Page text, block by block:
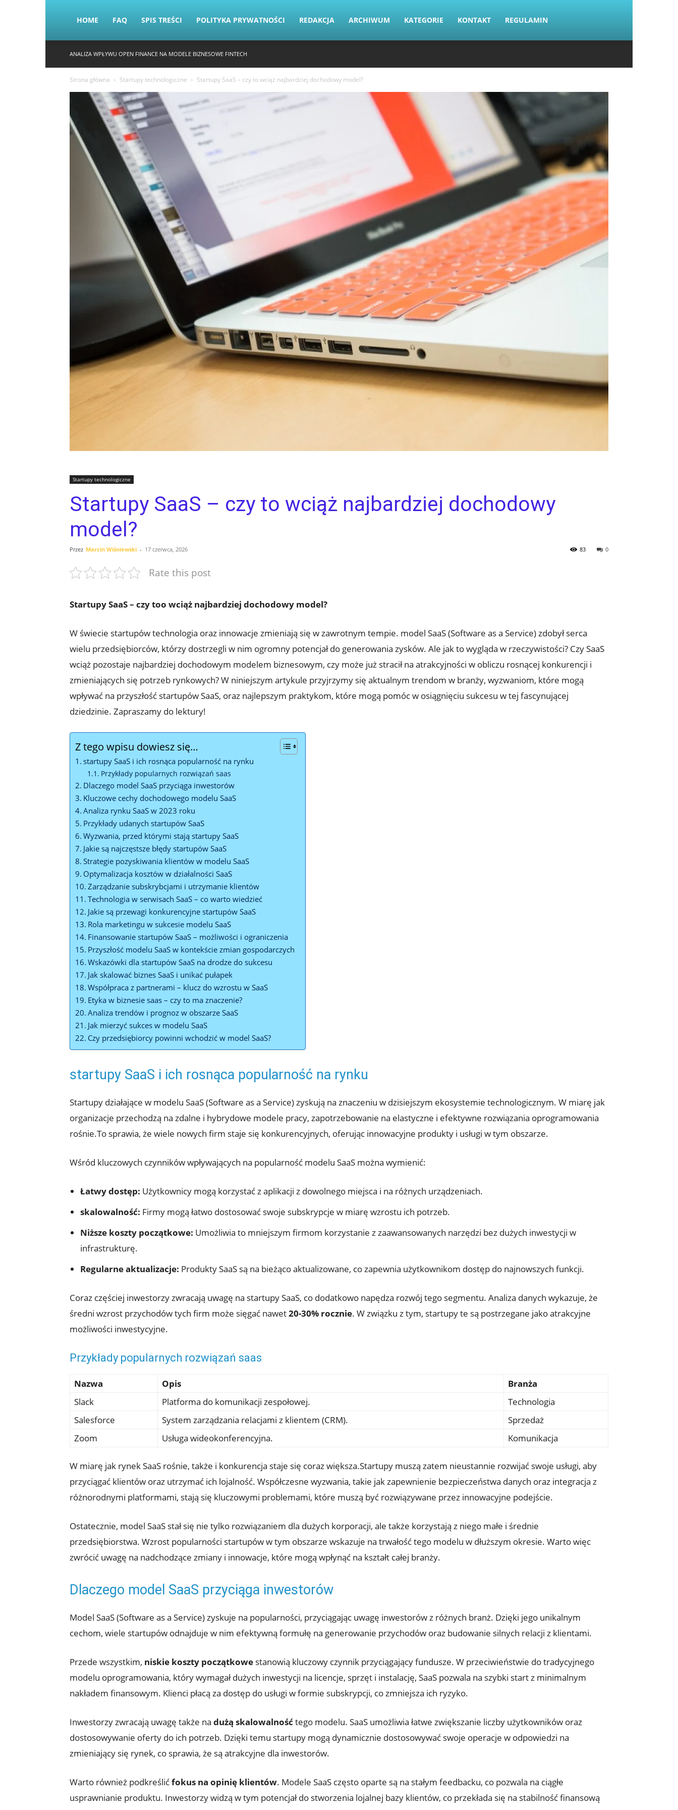
HOME FAQ SPIS TREŚCI POLITYKA PRYWATNOŚCI REDAKCJA ARCHIWUM KATEGORIE KONTAKT REGULAMIN
ANALIZA WPŁYWU OPEN FINANCE NA MODELE BIZNESOWE FINTECH
Strona główna Startupy technologiczne Startupy SaaS – czy to wciąż najbardziej dochodowy model?
Startupy technologiczne
Startupy SaaS – czy to wciąż najbardziej dochodowy
model?
Przez Marcin Wiśniewski - 17 czerwca, 2026 0
83
Rate this post
Startupy SaaS – czy too wciąż najbardziej dochodowy model?
W świecie startupów technologia oraz innowacje zmieniają się w zawrotnym tempie. model SaaS (Software as a Service) zdobył serca
wielu przedsiębiorców, którzy dostrzegli w nim ogromny potencjał do generowania zysków. Ale jak to wygląda w rzeczywistości? Czy SaaS
wciąż pozostaje najbardziej dochodowym modelem biznesowym, czy może już stracił na atrakcyjności w obliczu rosnącej konkurencji i
zmieniających się potrzeb rynkowych? W niniejszym artykule przyjrzymy się aktualnym trendom w branży, wyzwaniom, które mogą
wpływać na przyszłość startupów SaaS, oraz najlepszym praktykom, które mogą pomóc w osiągnięciu sukcesu w tej fascynującej
dziedzinie. Zapraszamy do lektury!
Z tego wpisu dowiesz się…
startupy SaaS i ich rosnąca popularność na rynku
Przykłady popularnych rozwiązań saas
Dlaczego model SaaS przyciąga inwestorów
Kluczowe cechy dochodowego modelu SaaS
Analiza rynku SaaS w 2023 roku
Przykłady udanych startupów SaaS
Wyzwania, przed którymi stają startupy SaaS
Jakie są najczęstsze błędy startupów SaaS
Strategie pozyskiwania klientów w modelu SaaS
Optymalizacja kosztów w działalności SaaS
Zarządzanie subskrybcjami i utrzymanie klientów
Technologia w serwisach SaaS – co warto wiedzieć
Jakie są przewagi konkurencyjne startupów SaaS
Rola marketingu w sukcesie modelu SaaS
Finansowanie startupów SaaS – możliwości i ograniczenia
Przyszłość modelu SaaS w kontekście zmian gospodarczych
Wskazówki dla startupów SaaS na drodze do sukcesu
Jak skalować biznes SaaS i unikać pułapek
Współpraca z partnerami – klucz do wzrostu w SaaS
Etyka w biznesie saas – czy to ma znaczenie?
Analiza trendów i prognoz w obszarze SaaS
Jak mierzyć sukces w modelu SaaS
Czy przedsiębiorcy powinni wchodzić w model SaaS?
startupy SaaS i ich rosnąca popularność na rynku
Startupy działające w modelu SaaS (Software as a Service) zyskują na znaczeniu w dzisiejszym ekosystemie technologicznym. W miarę jak
organizacje przechodzą na zdalne i hybrydowe modele pracy, zapotrzebowanie na elastyczne i efektywne rozwiązania oprogramowania
rośnie.To sprawia, że wiele nowych firm staje się konkurencyjnych, oferując innowacyjne produkty i usługi w tym obszarze.
Wśród kluczowych czynników wpływających na popularność modelu SaaS można wymienić:
Łatwy dostęp: Użytkownicy mogą korzystać z aplikacji z dowolnego miejsca i na różnych urządzeniach.
skalowalność: Firmy mogą łatwo dostosować swoje subskrypcje w miarę wzrostu ich potrzeb.
Niższe koszty początkowe: Umożliwia to mniejszym firmom korzystanie z zaawansowanych narzędzi bez dużych inwestycji w
infrastrukturę.
Regularne aktualizacje: Produkty SaaS są na bieżąco aktualizowane, co zapewnia użytkownikom dostęp do najnowszych funkcji.
Coraz częściej inwestorzy zwracają uwagę na startupy SaaS, co dodatkowo napędza rozwój tego segmentu. Analiza danych wykazuje, że
średni wzrost przychodów tych firm może sięgać nawet20-30% rocznie. W związku z tym, startupy te są postrzegane jako atrakcyjne
możliwości inwestycyjne.
Przykłady popularnych rozwiązań saas
Nazwa Opis
Branża
Slack
Platforma do komunikacji zespołowej.
Technologia
Salesforce
System zarządzania relacjami z klientem (CRM).
Sprzedaż
Zoom
Usługa wideokonferencyjna. Komunikacja
W miarę jak rynek SaaS rośnie, także i konkurencja staje się coraz większa.Startupy muszą zatem nieustannie rozwijać swoje usługi, aby
przyciągać klientów oraz utrzymać ich lojalność. Współczesne wyzwania, takie jak zapewnienie bezpieczeństwa danych oraz integracja z
różnorodnymi platformami, stają się kluczowymi problemami, które muszą być rozwiązywane przez innowacyjne podejście.
Ostatecznie, model SaaS stał się nie tylko rozwiązaniem dla dużych korporacji, ale także korzystają z niego małe i średnie
przedsiębiorstwa. Wzrost popularności startupów w tym obszarze wskazuje na trwałość tego modelu w dłuższym okresie. Warto więc
zwrócić uwagę na nadchodzące zmiany i innowacje, które mogą wpłynąć na kształt całej branży.
Dlaczego model SaaS przyciąga inwestorów
Model SaaS (Software as a Service) zyskuje na popularności, przyciągając uwagę inwestorów z różnych branż. Dzięki jego unikalnym
cechom, wiele startupów odnajduje w nim efektywną formułę na generowanie przychodów oraz budowanie silnych relacji z klientami.
Przede wszystkim, niskie koszty początkowe stanowią kluczowy czynnik przyciągający fundusze. W przeciwieństwie do tradycyjnego
modelu oprogramowania, który wymagał dużych inwestycji na licencje, sprzęt i instalację, SaaS pozwala na szybki start z minimalnym
nakładem finansowym. Klienci płacą za dostęp do usługi w formie subskrypcji, co zmniejsza ich ryzyko.
Inwestorzy zwracają uwagę także na dużą skalowalnośćtego modelu. SaaS umożliwia łatwe zwiększanie liczby użytkowników oraz
dostosowywanie oferty do ich potrzeb. Dzięki temu startupy mogą dynamicznie dostosowywać swoje operacje w odpowiedzi na
zmieniający się rynek, co sprawia, że są atrakcyjne dla inwestorów.
Warto również podkreślićfokus na opinię klientów. Modele SaaS często oparte są na stałym feedbacku, co pozwala na ciągłe
usprawnianie produktu. Inwestorzy widzą w tym potencjał do stworzenia lojalnej bazy klientów, co przekłada się na stabilność finansową